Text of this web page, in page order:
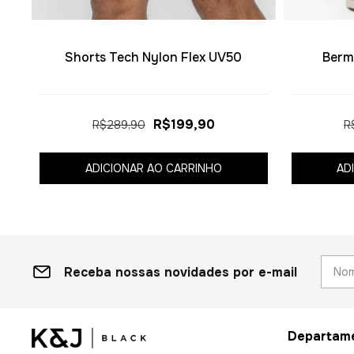
Shorts Tech Nylon Flex UV50
R$289,90 R$199,90
ADICIONAR AO CARRINHO
Receba nossas novidades por e-mail